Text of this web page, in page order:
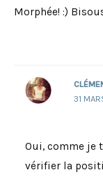
Morphée! :)
31
Oui, comme je
vérifier la